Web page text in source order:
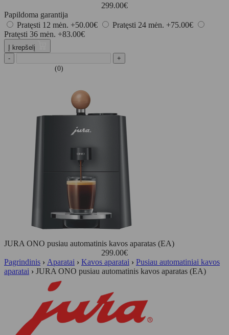
299.00€
Papildoma garantija
Pratęsti 12 mėn. +50.00€ Pratęsti 24 mėn. +75.00€
Pratęsti 36 mėn. +83.00€
Į krepšelį
-
+
(0)
JURA ONO pusiau automatinis kavos aparatas (EA)
299.00€
Pagrindinis › Aparatai › Kavos aparatai › Pusiau automatiniai kavos
aparatai › JURA ONO pusiau automatinis kavos aparatas (EA)